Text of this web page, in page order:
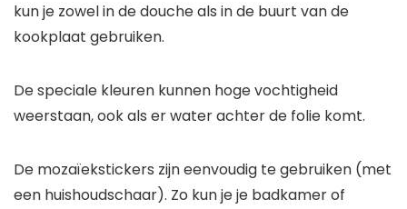
kun je zowel in de douche als in de buurt van de
kookplaat gebruiken.
De speciale kleuren kunnen hoge vochtigheid
weerstaan, ook als er water achter de folie komt.
De mozaïekstickers zijn eenvoudig te gebruiken (met
een huishoudschaar). Zo kun je je badkamer of